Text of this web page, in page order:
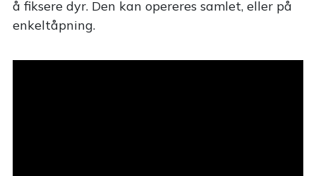
å fiksere dyr. Den kan opereres samlet, eller på
enkeltåpning.